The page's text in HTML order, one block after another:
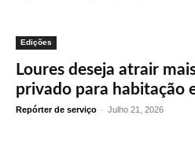
Edições
Loures deseja atrair
privado para habitação
Repórter de serviço - Julho 21, 2026